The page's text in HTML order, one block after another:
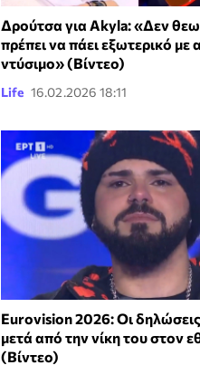
Δρούτσα για Akyla: «Δεν
πρέπει να πάει εξωτερικό με
ντύσιμο» (Βίντεο)
Life 16.02.2026 18:11
Eurovision 2026: Οι
μετά από την νίκη του στον
(Βίντεο)